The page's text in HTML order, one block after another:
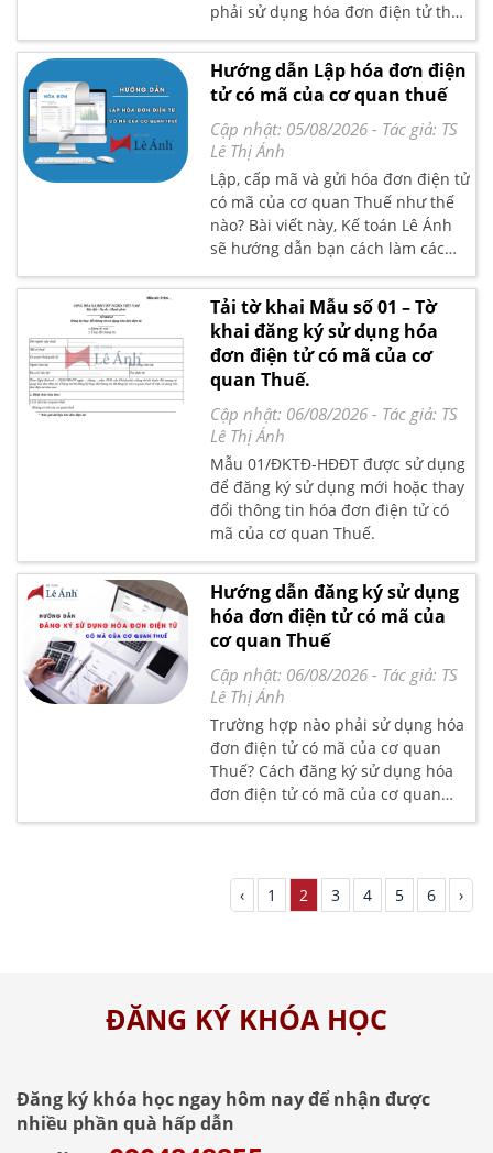
phải sử dụng hóa đơn điện tử theo
1 trong 2 loại là hóa đơn điện tử có
mã của cơ quan thuế và hóa đơn
điện tử không có mã của cơ quan
thuế.
Hướng dẫn Lập hóa đơn điện
tử có mã của cơ quan thuế
Cập nhật: 05/08/2026 - Tác giả: TS
Lê Thị Ánh
Lập, cấp mã và gửi hóa đơn điện tử
có mã của cơ quan Thuế như thế
nào? Bài viết này, Kế toán Lê Ánh
sẽ hướng dẫn bạn cách làm các
nội dung trên theo quy định tại
điều 17, Nghị định 123/2020/NĐ-
CP.
Tải tờ khai Mẫu số 01 – Tờ
khai đăng ký sử dụng hóa
đơn điện tử có mã của cơ
quan Thuế.
Cập nhật: 06/08/2026 - Tác giả: TS
Lê Thị Ánh
Mẫu 01/ĐKTĐ-HĐĐT được sử dụng
để đăng ký sử dụng mới hoặc thay
đổi thông tin hóa đơn điện tử có
mã của cơ quan Thuế.
Hướng dẫn đăng ký sử dụng
hóa đơn điện tử có mã của
cơ quan Thuế
Cập nhật: 06/08/2026 - Tác giả: TS
Lê Thị Ánh
Trường hợp nào phải sử dụng hóa
đơn điện tử có mã của cơ quan
Thuế? Cách đăng ký sử dụng hóa
đơn điện tử có mã của cơ quan
Thuế như thế nào? Bài viết này, Kế
điện tử có mã của cơ quan Thuế
theo quy định mới nhất.
‹ 1 2 3 4 5 6 ›
ĐĂNG KÝ KHÓA HỌC
Đăng ký khóa học ngay hôm nay để nhận được
nhiều phần quà hấp dẫn